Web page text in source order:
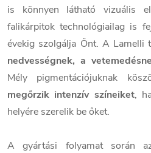
is könnyen látható vizuális
falikárpitok technológiailag is
évekig szolgálja Önt. A Lamelli
nedvességnek, a
Mély pigmentációjuknak
megőrzik intenzív színeiket,
helyére szerelik be őket.
A gyártási folyamat során